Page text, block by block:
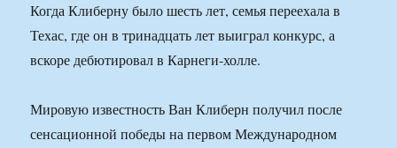
Когда Клиберну было шесть лет, семья переехала в
Техас, где он в тринадцать лет выиграл конкурс, а
вскоре дебютировал в Карнеги-холле.
Мировую известность Ван Клиберн получил после
сенсационной победы на первом Международном